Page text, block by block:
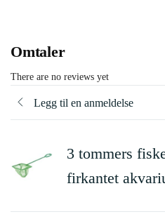
Omtaler
There are no reviews yet
Legg til en anmeldelse
3 tommers
firkantet